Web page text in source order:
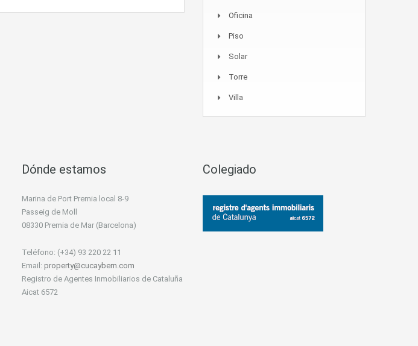
Oficina
Piso
Solar
Torre
Villa
Dónde estamos
Marina de Port Premia local 8-9
Passeig de Moll
08330 Premia de Mar (Barcelona)
Teléfono: (+34) 93 220 22 11
Email: property@cucaybern.com
Registro de Agentes Inmobiliarios de Cataluña
Aicat 6572
Colegiado